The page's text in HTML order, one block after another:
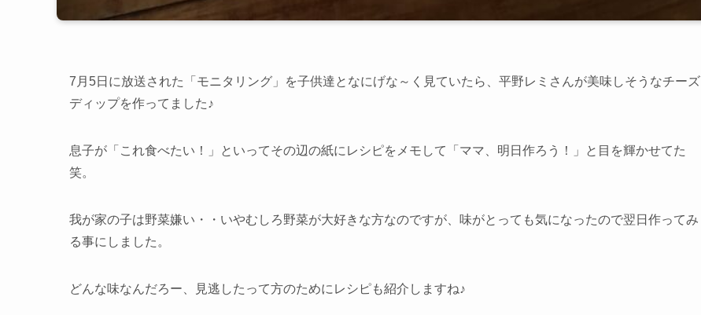
7月5日に放送された「モニタリング」を子供達となにげな～く見ていたら、平野レミさんが美味しそうなチーズ
ディップを作ってました♪
息子が「これ食べたい！」といってその辺の紙にレシピをメモして「ママ、明日作ろう！」と目を輝かせてた
笑。
我が家の子は野菜嫌い・・いやむしろ野菜が大好きな方なのですが、味がとっても気になったので翌日作ってみ
る事にしました。
どんな味なんだろー、見逃したって方のためにレシピも紹介しますね♪